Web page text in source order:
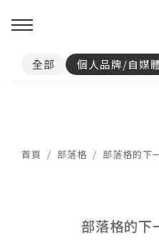
全部 個人品牌/自媒
首頁 部落格 部落格的下
部落格的下